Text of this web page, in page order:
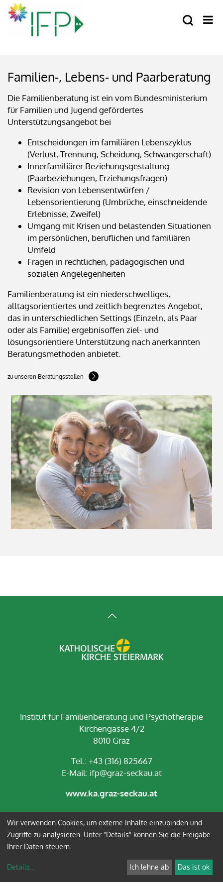
Familien-, Lebens- und Paarberatung
Die Familienberatung ist ein vom Bundesministerium
für Familien und Jugend gefördertes
Unterstützungsangebot bei
Entscheidungen im familiären Lebenszyklus
(Verlust, Trennung, Scheidung, Schwangerschaft)
Innerfamiliärer Beziehungsgestaltung
(Paarbeziehungen, Erziehungsfragen)
Revision von Lebensentwürfen /
Lebensorientierung (Umbrüche, einschneidende
Erlebnisse, Zweifel)
Umgang mit Krisen und belastenden Situationen
im persönlichen, beruflichen und familiären
Umfeld
Fragen in rechtlichen, pädagogischen und
sozialen Angelegenheiten
Familienberatung ist ein niederschwelliges,
alltagsorientiertes und zeitlich begrenztes Angebot,
das in unterschiedlichen Settings (Einzeln, als Paar
oder als Familie) ergebnisoffen ziel- und
lösungsorientiere Unterstützung nach anerkannten
Beratungsmethoden anbietet.
zu unseren Beratungsstellen
Institut für Familienberatung und Psychotherapie
Kirchengasse 4/2
8010 Graz
Tel.: +43 (316) 825667
E-Mail: ifp@graz-seckau.at
www.ka.graz-seckau.at
Impressum Datenschutz
Wir verwenden Cookies, um externe Inhalte einzubinden und
Zugriffe zu analysieren. Unter "Details" können Sie die Freigabe
Ihrer Daten steuern.
Details... Ich lehne ab Das ist ok